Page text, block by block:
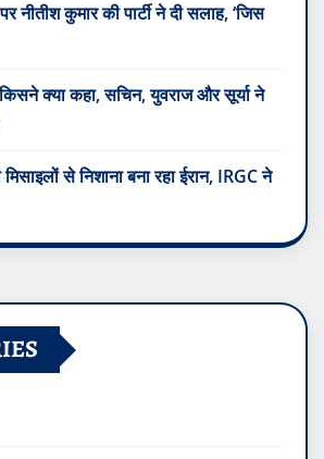
नीतीश कुमार की पार्टी ने दी सलाह, ‘जिस
क्या कहा, सचिन, युवराज और सूर्या ने
से निशाना बना रहा ईरान, IRGC ने